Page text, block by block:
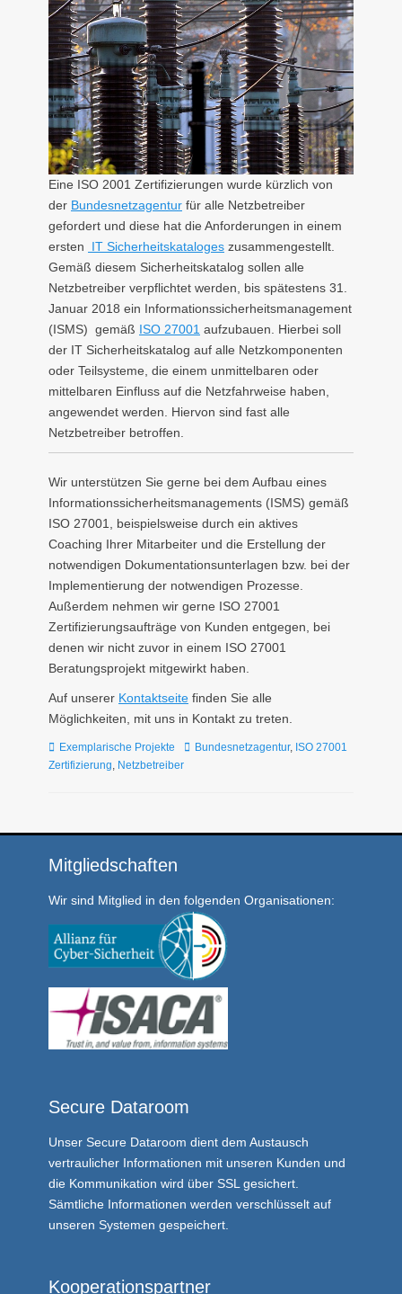
Eine ISO 2001 Zertifizierungen wurde kürzlich von
der Bundesnetzagentur für alle Netzbetreiber
gefordert und diese hat die Anforderungen in einem
ersten
IT Sicherheitskataloges zusammengestellt.
Gemäß diesem Sicherheitskatalog sollen alle
Netzbetreiber verpflichtet werden, bis spätestens 31.
Januar 2018 ein Informationssicherheitsmanagement
(ISMS) gemäß ISO 27001 aufzubauen. Hierbei soll
der IT Sicherheitskatalog auf alle Netzkomponenten
oder Teilsysteme, die einem unmittelbaren oder
mittelbaren Einfluss auf die Netzfahrweise haben,
angewendet werden. Hiervon sind fast alle
Netzbetreiber betroffen.
Wir unterstützen Sie gerne bei dem Aufbau eines
Informationssicherheitsmanagements (ISMS) gemäß
ISO 27001, beispielsweise durch ein aktives
Coaching Ihrer Mitarbeiter und die Erstellung der
notwendigen Dokumentationsunterlagen bzw. bei der
Implementierung der notwendigen Prozesse.
Außerdem nehmen wir gerne ISO 27001
Zertifizierungsaufträge von Kunden entgegen, bei
denen wir nicht zuvor in einem ISO 27001
Beratungsprojekt mitgewirkt haben.
Auf unserer Kontaktseite finden Sie alle
Möglichkeiten, mit uns in Kontakt zu treten.
Kategorien
Exemplarische Projekte TagsBundesnetzagentur, ISO 27001
Zertifizierung Netzbetreiber
Mitgliedschaften
Wir sind Mitglied in den folgenden Organisationen:
Secure Dataroom
Unser Secure Dataroom dient dem Austausch
vertraulicher Informationen mit unseren Kunden und
die Kommunikation wird über SSL gesichert.
Sämtliche Informationen werden verschlüsselt auf
unseren Systemen gespeichert.
Kooperationspartner